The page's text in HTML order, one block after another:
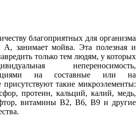
благоприятных для организма
занимает мойва. Эта полезная и
только тем людям, у которых
непереносимость,
на составные или на
такие микроэлементы:
протеин, кальций, калий, медь,
витамины В2, В6, В9 и другие